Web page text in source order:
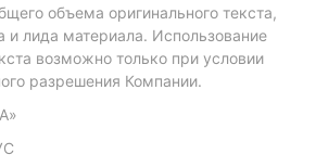
объема оригинального текста,
и лида материала. Использование
возможно только при условии
разрешения Компании.